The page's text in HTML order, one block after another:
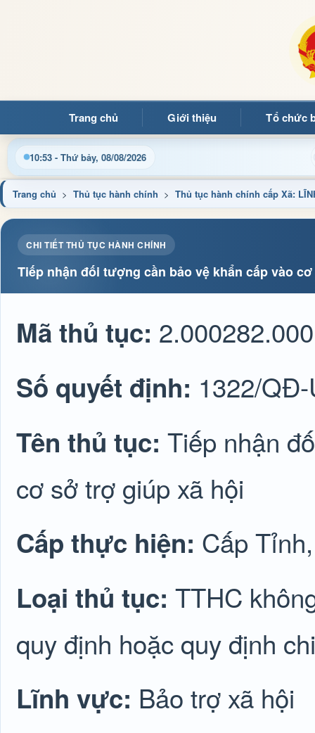
Trang chủ Giới thiệu Tổ chức
10:53 - Thứ bảy, 08/08/2026
đến với Trang thông tin điện tử xã Mường Ảng
Trang chủ > Thủ tục hành chính > Thủ tục hành chính cấp Xã:
CHI TIẾT THỦ TỤC HÀNH CHÍNH
Tiếp nhận đối tượng cần bảo vệ khẩn cấp vào
Mã thủ tục:
Số quyết định: 1322/
Tên thủ tục: Tiếp nhận
cơ sở trợ giúp xã hội
Cấp thực hiện: Cấp
Loại thủ tục: TTHC
quy định hoặc quy định
Lĩnh vực: Bảo trợ xã hội